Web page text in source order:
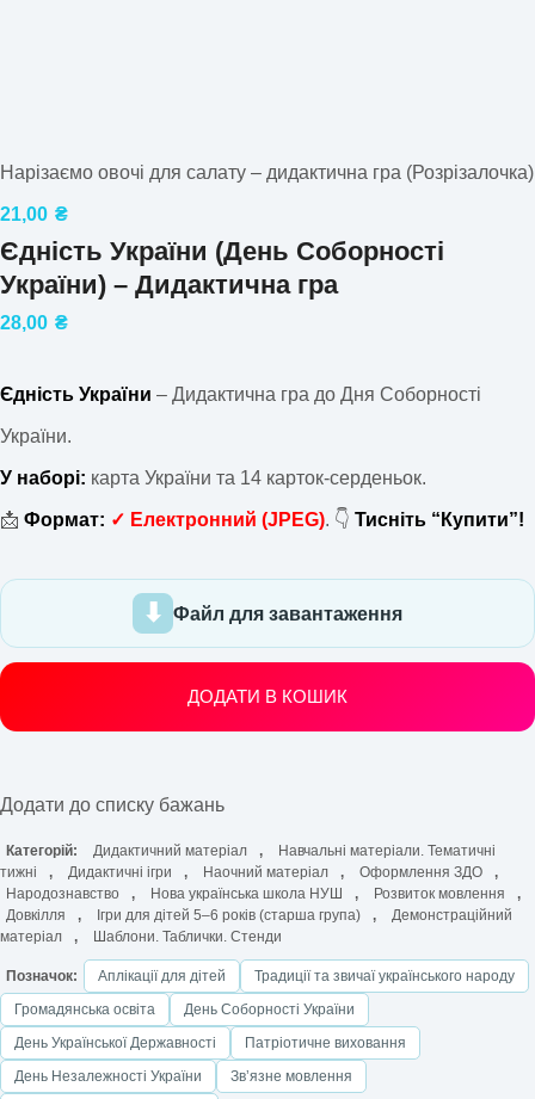
Нарізаємо овочі для салату – дидактична гра (Розрізалочка)
21,00 ₴
Єдність України (День Соборності
України) – Дидактична гра
28,00 ₴
Єдність України – Дидактична гра до Дня Соборності
України.
У наборі: карта України та 14 карток-серденьок.
📩 Формат: ✓ Електронний (JPEG). 👇 Тисніть “Купити”!
Файл для завантаження
ДОДАТИ В КОШИК
Додати до списку бажань
Категорій: Дидактичний матеріал ,
Навчальні матеріали. Тематичні
тижні
, Дидактичні ігри , Наочний матеріал , Оформлення ЗДО
,
Народознавство
, Нова українська школа НУШ , Розвиток мовлення
,
Довкілля
, Ігри для дітей 5–6 років (старша група) ,
Демонстраційний
матеріал
, Шаблони. Таблички. Стенди
Позначок: Аплікації для дітей
Традиції та звичаї українського народу
Громадянська освіта
День Соборності України
День Української Державності
Патріотичне виховання
День Незалежності України
Звʼязне мовлення